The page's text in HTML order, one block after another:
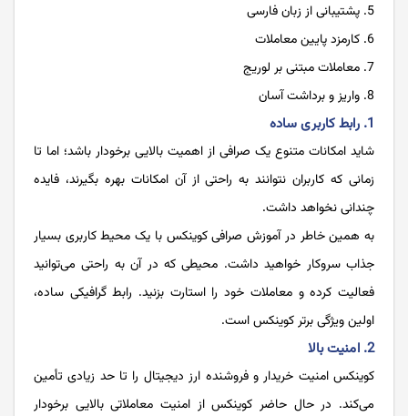
پشتیبانی از زبان فارسی
کارمزد پایین معاملات
معاملات مبتنی بر لوریج
واریز و برداشت آسان
1. رابط کاربری ساده
شاید امکانات متنوع یک صرافی از اهمیت بالایی برخودار باشد؛ اما تا
زمانی که کاربران نتوانند به راحتی از آن امکانات بهره بگیرند، فایده
چندانی نخواهد داشت.
به همین خاطر در آموزش صرافی کوینکس با یک محیط کاربری بسیار
جذاب سروکار خواهید داشت. محیطی که در آن به راحتی می‌توانید
فعالیت کرده و معاملات خود را استارت بزنید. رابط گرافیکی ساده،
اولین ویژگی برتر کوینکس است.
2. امنیت بالا
کوینکس امنیت خریدار و فروشنده ارز دیجیتال را تا حد زیادی تأمین
می‌کند. در حال حاضر کوینکس از امنیت معاملاتی بالایی برخودار